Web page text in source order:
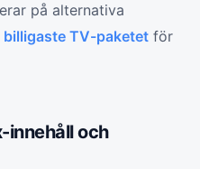
på alternativa
billigaste TV-paketet för
innehåll och